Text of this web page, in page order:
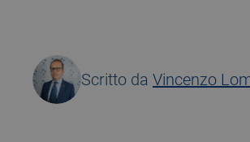
Scritto da Vincenzo